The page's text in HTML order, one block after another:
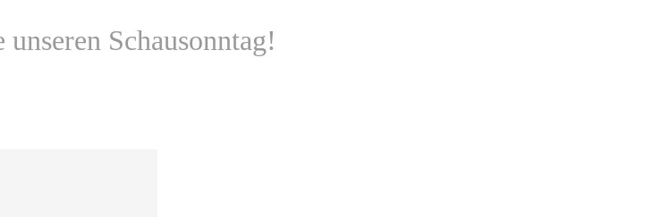
unseren Schausonntag!